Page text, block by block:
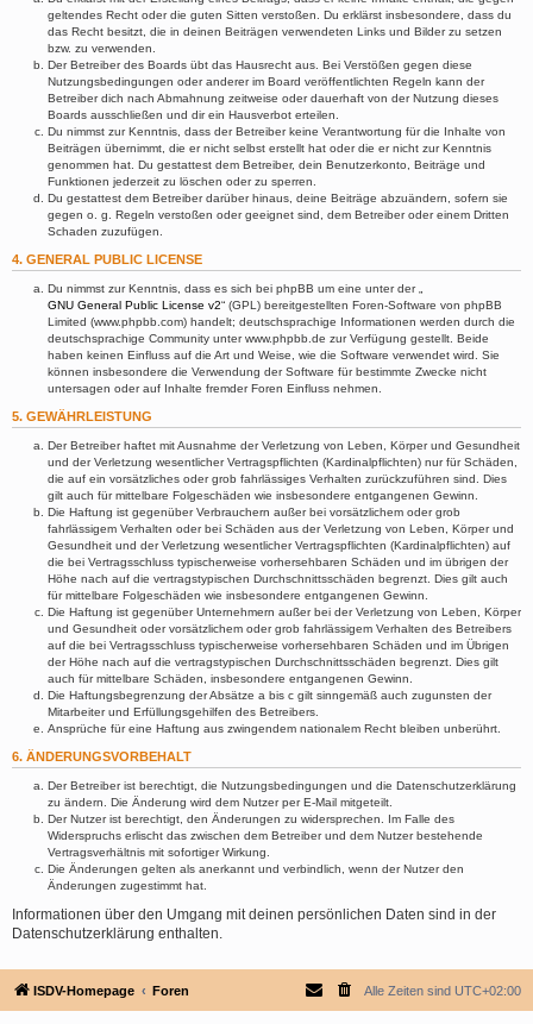
geltendes Recht oder die guten Sitten verstoßen. Du erklärst insbesondere, dass du
das Recht besitzt, die in deinen Beiträgen verwendeten Links und Bilder zu setzen
bzw. zu verwenden.
Der Betreiber des Boards übt das Hausrecht aus. Bei Verstößen gegen diese
Nutzungsbedingungen oder anderer im Board veröffentlichten Regeln kann der
Betreiber dich nach Abmahnung zeitweise oder dauerhaft von der Nutzung dieses
Boards ausschließen und dir ein Hausverbot erteilen.
Du nimmst zur Kenntnis, dass der Betreiber keine Verantwortung für die Inhalte von
Beiträgen übernimmt, die er nicht selbst erstellt hat oder die er nicht zur Kenntnis
genommen hat. Du gestattest dem Betreiber, dein Benutzerkonto, Beiträge und
Funktionen jederzeit zu löschen oder zu sperren.
Du gestattest dem Betreiber darüber hinaus, deine Beiträge abzuändern, sofern sie
gegen o. g. Regeln verstoßen oder geeignet sind, dem Betreiber oder einem Dritten
Schaden zuzufügen.
4. GENERAL PUBLIC LICENSE
Du nimmst zur Kenntnis, dass es sich bei phpBB um eine unter der „
GNU General Public License v2“ (GPL) bereitgestellten Foren-Software von phpBB
Limited (www.phpbb.com) handelt; deutschsprachige Informationen werden durch die
deutschsprachige Community unter www.phpbb.de zur Verfügung gestellt. Beide
haben keinen Einfluss auf die Art und Weise, wie die Software verwendet wird. Sie
können insbesondere die Verwendung der Software für bestimmte Zwecke nicht
untersagen oder auf Inhalte fremder Foren Einfluss nehmen.
5. GEWÄHRLEISTUNG
Der Betreiber haftet mit Ausnahme der Verletzung von Leben, Körper und Gesundheit
und der Verletzung wesentlicher Vertragspflichten (Kardinalpflichten) nur für Schäden,
die auf ein vorsätzliches oder grob fahrlässiges Verhalten zurückzuführen sind. Dies
gilt auch für mittelbare Folgeschäden wie insbesondere entgangenen Gewinn.
Die Haftung ist gegenüber Verbrauchern außer bei vorsätzlichem oder grob
fahrlässigem Verhalten oder bei Schäden aus der Verletzung von Leben, Körper und
Gesundheit und der Verletzung wesentlicher Vertragspflichten (Kardinalpflichten) auf
die bei Vertragsschluss typischerweise vorhersehbaren Schäden und im übrigen der
Höhe nach auf die vertragstypischen Durchschnittsschäden begrenzt. Dies gilt auch
für mittelbare Folgeschäden wie insbesondere entgangenen Gewinn.
Die Haftung ist gegenüber Unternehmern außer bei der Verletzung von Leben, Körper
und Gesundheit oder vorsätzlichem oder grob fahrlässigem Verhalten des Betreibers
auf die bei Vertragsschluss typischerweise vorhersehbaren Schäden und im Übrigen
der Höhe nach auf die vertragstypischen Durchschnittsschäden begrenzt. Dies gilt
auch für mittelbare Schäden, insbesondere entgangenen Gewinn.
Die Haftungsbegrenzung der Absätze a bis c gilt sinngemäß auch zugunsten der
Mitarbeiter und Erfüllungsgehilfen des Betreibers.
Ansprüche für eine Haftung aus zwingendem nationalem Recht bleiben unberührt.
6. ÄNDERUNGSVORBEHALT
Der Betreiber ist berechtigt, die Nutzungsbedingungen und die Datenschutzerklärung
zu ändern. Die Änderung wird dem Nutzer per E-Mail mitgeteilt.
Der Nutzer ist berechtigt, den Änderungen zu widersprechen. Im Falle des
Widerspruchs erlischt das zwischen dem Betreiber und dem Nutzer bestehende
Vertragsverhältnis mit sofortiger Wirkung.
Die Änderungen gelten als anerkannt und verbindlich, wenn der Nutzer den
Änderungen zugestimmt hat.
Informationen über den Umgang mit deinen persönlichen Daten sind in der
Datenschutzerklärung enthalten.
ISDV-Homepage Foren Alle Zeiten sind UTC+02:00